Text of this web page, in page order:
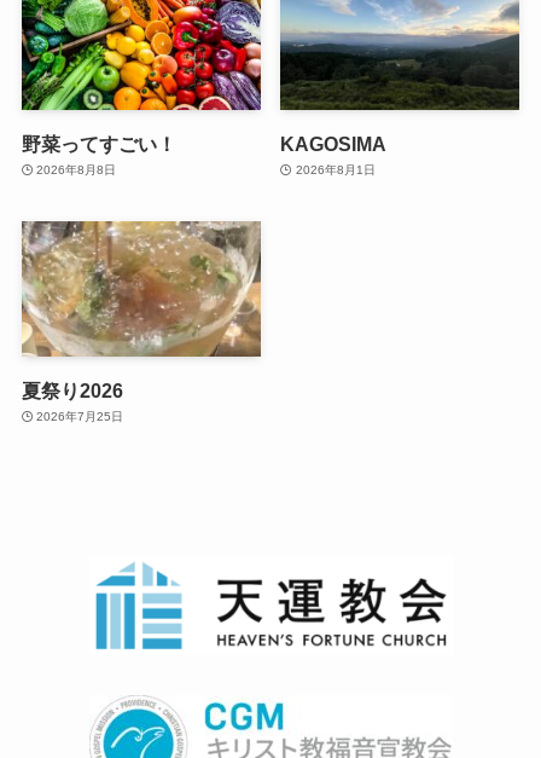
野菜ってすごい！
2026年8月8日
KAGOSIMA
2026年8月1日
夏祭り2026
2026年7月25日